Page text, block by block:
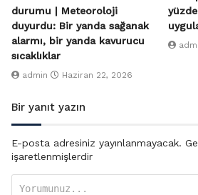
durumu | Meteoroloji
duyurdu: Bir yanda sağanak
alarmı, bir yanda kavurucu
sıcaklıklar
admin Haziran 22, 2026
Bir yanıt yazın
E-posta adresiniz yayınlanmayacak.
işaretlenmişlerdir